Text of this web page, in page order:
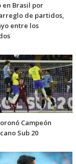
en Brasil por
de partidos,
entre los
Campeón
Sub 20